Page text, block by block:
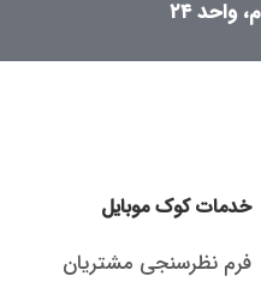
واحد ۲۴
خدمات کوک موبایل
فرم نظرسنجی مشتریان